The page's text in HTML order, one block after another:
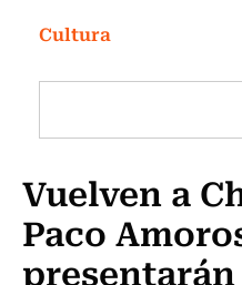
Investigación
Cultura
Programas Radio y
Cultura
Vuelven a
Paco